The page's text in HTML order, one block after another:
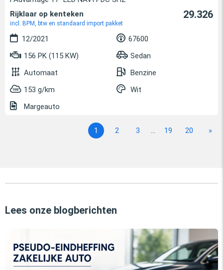
Rijklaar op kenteken
incl. BPM, btw en standaard import pakket
29.326
12/2021
67600
156 PK (115 KW)
Sedan
Automaat
Benzine
153 g/km
Wit
Margeauto
1 2 3 ... 19 20 »
Lees onze blogberichten